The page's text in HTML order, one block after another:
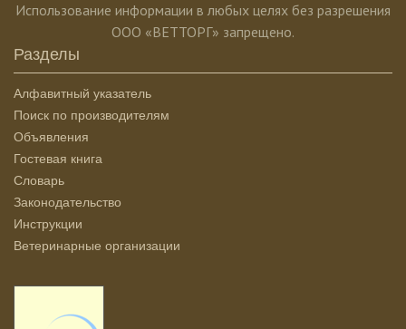
Использование информации в любых целях без разрешения
ООО «ВЕТТОРГ» запрещено.
Разделы
Алфавитный указатель
Поиск по производителям
Объявления
Гостевая книга
Словарь
Законодательство
Инструкции
Ветеринарные организации